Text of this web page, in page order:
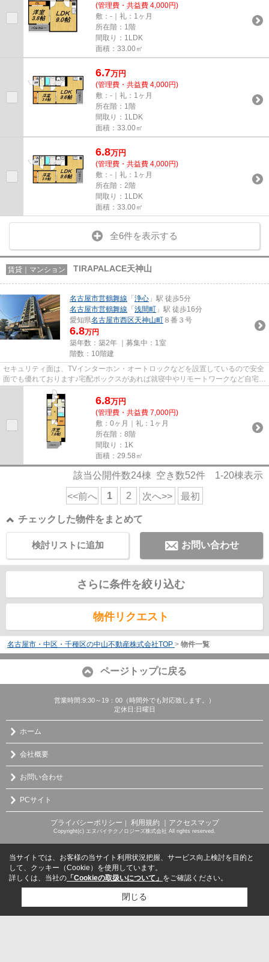
(管理費・共益費 4,000円)
敷：-｜礼：1ヶ月
所在階：1階
間取り：1LDK
面積：33.00㎡
6.7万円
(管理費・共益費 4,000円)
敷：-｜礼：1ヶ月
所在階：1階
間取り：1LDK
面積：33.00㎡
6.8万円
(管理費・共益費 4,000円)
敷：-｜礼：1ヶ月
所在階：2階
間取り：1LDK
面積：33.00㎡
全6件を表示する
賃貸｜マンション TIRAPALACE天神山
名古屋市営鶴舞線 「 浄心 」駅 徒歩5分
名古屋市営鶴舞線 「 浅間町 」駅 徒歩16分
愛知県名古屋市西区天神山町 ８番３号
6.8万円
築年数：築2年 ｜募集中： 1室
階数：10階建
セキュリティ面は、TVインターホン・オートロックなどを設置しているので安全
面でも優れております♪宅配ボックスがあれば就寝中やリモートワークなど自宅に
いても手が離せないときに、...
6.8万円
(管理費・共益費 7,000円)
敷：0ヶ月｜礼：1ヶ月
所在階：8階
間取り：1K
面積：29.58㎡
該当公開件数24棟 空き数52件 1-20棟表示
<<前へ 1 2 次へ>> 最初
チェックした物件をまとめて
お問い合わせ
検討リストに追加
さらに条件を絞り込む
物件リクエスト
名古屋市・中区・千種区の中山不動産株式会社TOP > 物件一覧
ページトップに戻る
営業時間:9:30～19：00（時間外でも対応致します。）
定休日:日曜日
ホーム
会社概要
お問い合わせ
PCサイト
プライバシーポリシー ｜ 利用規約 ｜アクセスマップ
Copyright(c) エヌバイテクノロジーズ株式会社 All rights reserved.
当サイトでは、お客様の当サイト利用状況把握、サービス向上検討を目的と
して、クッキー（Cookie）を使用しています。
詳しくは、当社の 「Cookieの取扱いについて」 をご確認ください。
閉じる